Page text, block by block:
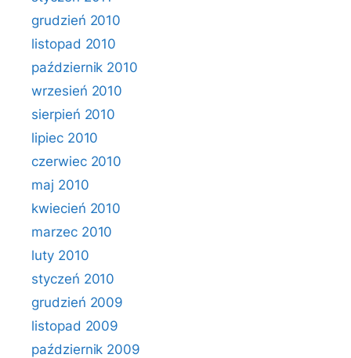
grudzień 2010
listopad 2010
październik 2010
wrzesień 2010
sierpień 2010
lipiec 2010
czerwiec 2010
maj 2010
kwiecień 2010
marzec 2010
luty 2010
styczeń 2010
grudzień 2009
listopad 2009
październik 2009